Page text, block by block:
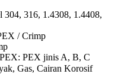
304, 316, 1.4308, 1.4408,
/ Crimp
PEX jinis A, B, C
Gas, Cairan Korosif